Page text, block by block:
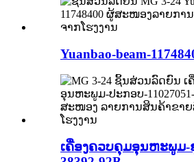
Yuanbao-beam-
ເຄື່ອງຄວບຄຸມອຸນຫະພູມ-